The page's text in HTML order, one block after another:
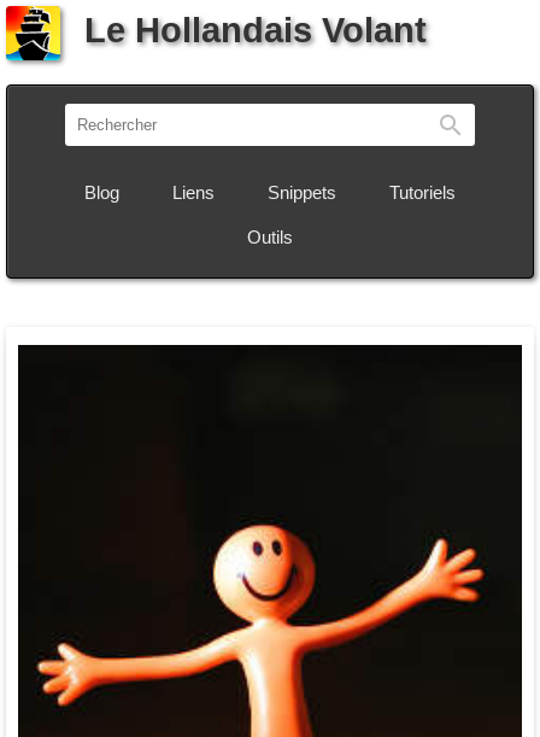
Le Hollandais Volant
Blog Liens Snippets Tutoriels
Outils